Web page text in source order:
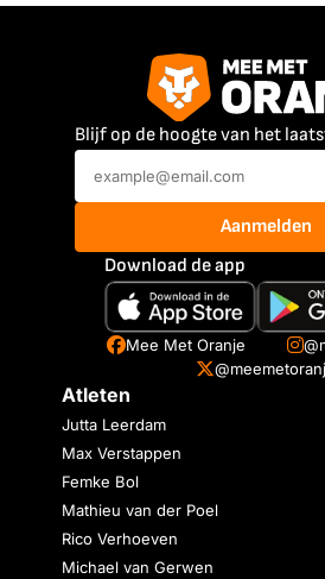
Blijf op de hoogte van het
Aanmelden
Download de app
Mee Met Oranje
Atleten
Jutta Leerdam
Max Verstappen
Femke Bol
Mathieu van der Poel
Rico Verhoeven
Michael van Gerwen